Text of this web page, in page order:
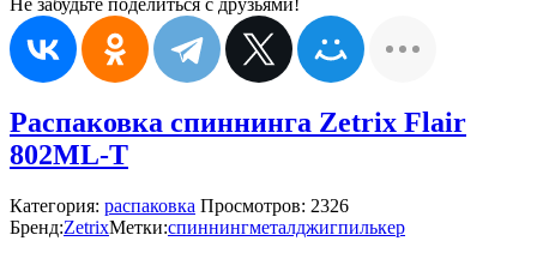
Распаковка спиннинга Zetrix Flair
802ML-T
Категория: распаковка Просмотров: 2326
Бренд:ZetrixМетки:спиннингметалджигпилькер